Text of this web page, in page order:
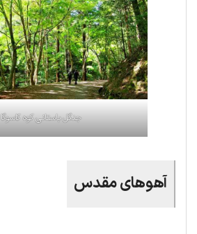
جنگل باستانی کوه کاسوگا
آهوهای مقدس